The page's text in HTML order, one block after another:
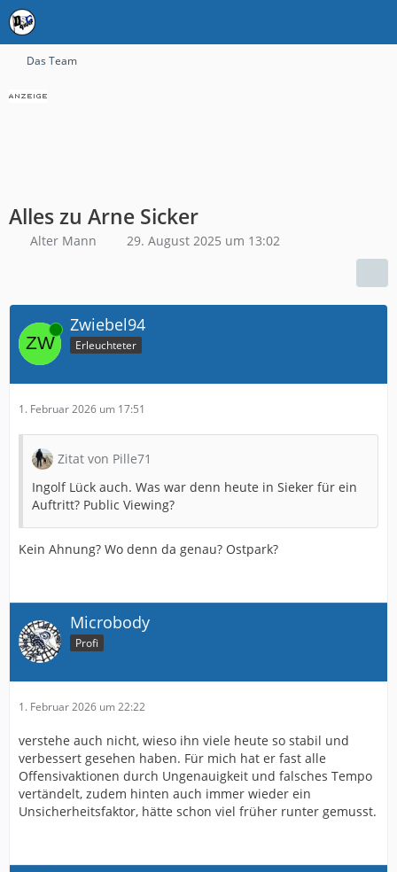
Das Team
Alles zu Arne Sicker
Alter Mann 29. August 2025 um 13:02
Online Zwiebel94
Erleuchteter
1. Februar 2026 um 17:51
Zitat von Pille71
Ingolf Lück auch. Was war denn heute in Sieker für ein
Auftritt? Public Viewing?
Kein Ahnung? Wo denn da genau? Ostpark?
Microbody
Profi
1. Februar 2026 um 22:22
verstehe auch nicht, wieso ihn viele heute so stabil und
verbessert gesehen haben. Für mich hat er fast alle
Offensivaktionen durch Ungenauigkeit und falsches Tempo
vertändelt, zudem hinten auch immer wieder ein
Unsicherheitsfaktor, hätte schon viel früher runter gemusst.